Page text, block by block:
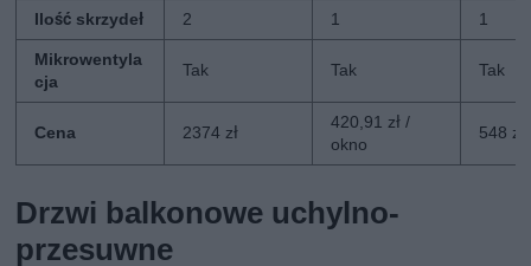
Ilość skrzydeł 2 1 1
Mikrowentyla
cja
Tak Tak Tak
Cena 2374 zł
420,91 zł /
okno
548
Drzwi balkonowe uchylno-
przesuwne